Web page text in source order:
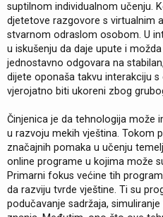
suptilnom individualnom učenju.
djetetove razgovore s virtualnim
stvarnom odraslom osobom. U
u iskušenju da daje upute i
jednostavno odgovara na
dijete oponaša takvu interakciju
vjerojatno biti ukoreni zbog
Činjenica je da tehnologija može
u razvoju mekih vještina. Tokom
značajnih pomaka u učenju
online programe u kojima može
Primarni fokus većine tih
da razviju tvrde vještine. Ti su
podučavanje sadržaja,